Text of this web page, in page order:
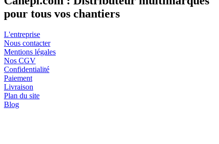
pour tous vos chantiers
L'entreprise
Nous contacter
Mentions légales
Nos CGV
Confidentialité
Paiement
Livraison
Plan du site
Blog